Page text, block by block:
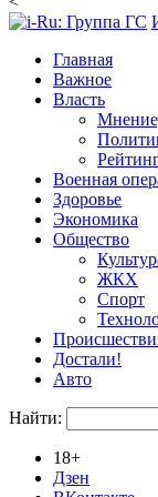
Главная
Важное
Власть
Военная
Здоровье
Экономика
Общество
ЖКХ
Спорт
Достали!
Авто
Найти:
18+
Дзен